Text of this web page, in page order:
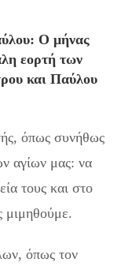
Ο μήνας
εορτή των
και Παύλου
όπως συνήθως
αγίων μας: να
τους και στο
μιμηθούμε.
όπως τον